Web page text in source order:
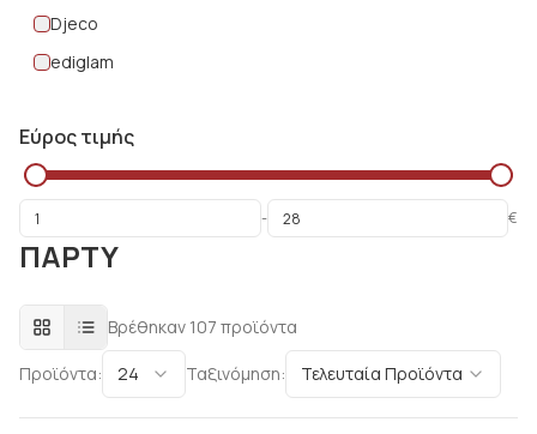
Djeco
ediglam
LEGAMI
Luna
Santex
Scrapcooking
ScrapCooking
Εύρος τιμής
- €
ΠΑΡΤΥ
Βρέθηκαν 107 προϊόντα
Προϊόντα: 24 Ταξινόμηση: Τελευταία Προϊόντα